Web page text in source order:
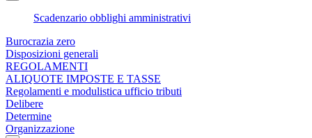
Scadenzario obblighi amministrativi
Burocrazia zero
Disposizioni generali
REGOLAMENTI
ALIQUOTE IMPOSTE E TASSE
Regolamenti e modulistica ufficio tributi
Delibere
Determine
Organizzazione